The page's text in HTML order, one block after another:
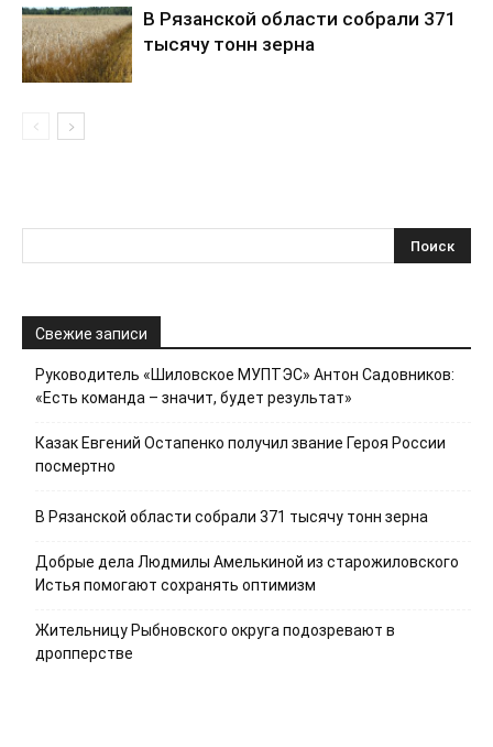
В Рязанской области собрали 371
тысячу тонн зерна
Свежие записи
Руководитель «Шиловское МУПТЭС» Антон Садовников:
«Есть команда – значит, будет результат»
Казак Евгений Остапенко получил звание Героя России
посмертно
В Рязанской области собрали 371 тысячу тонн зерна
Добрые дела Людмилы Амелькиной из старожиловского
Истья помогают сохранять оптимизм
Жительницу Рыбновского округа подозревают в
дропперстве